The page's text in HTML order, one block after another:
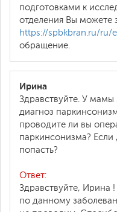
подготовками к
отделения Вы можете
https://spbkbran.ru/ru/
обращение.
Ирина
Здравствуйте. У мамы
диагноз
проводите ли вы
паркинсонизма?
попасть?
Ответ:
Здравствуйте, Ирина
по данному